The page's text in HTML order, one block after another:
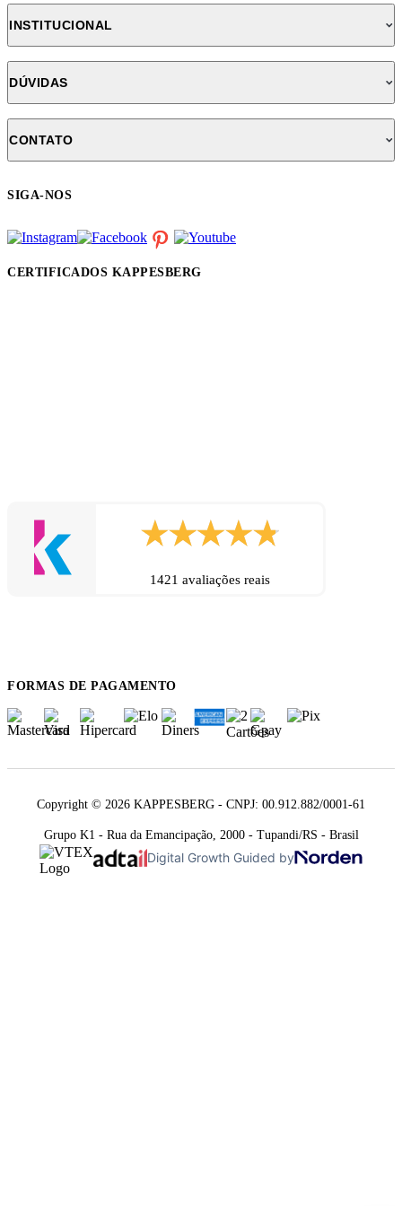
INSTITUCIONAL
DÚVIDAS
CONTATO
SIGA-NOS
CERTIFICADOS KAPPESBERG
1421 avaliações reais
FORMAS DE PAGAMENTO
Copyright © 2026 KAPPESBERG - CNPJ: 00.912.882/0001-61
Grupo K1 - Rua da Emancipação, 2000 - Tupandi/RS - Brasil
Digital Growth Guided by